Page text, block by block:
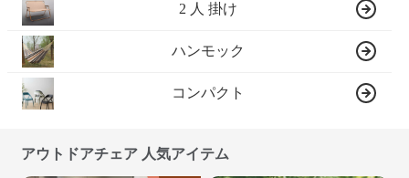
2 人 掛け
ハンモック
コンパクト
アウトドアチェア 人気アイテム